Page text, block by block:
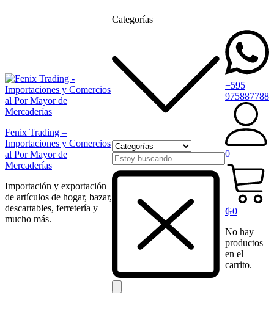
Fenix Trading –
Importaciones y Comercios
al Por Mayor de
Mercaderías
Importación y exportación
de artículos de hogar, bazar,
descartables, ferretería y
mucho más.
Categorías
+595
975887788
0
₲0
No hay
productos
en el
carrito.